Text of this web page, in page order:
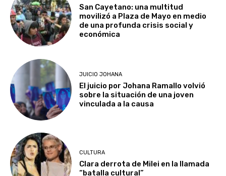
San Cayetano: una multitud
movilizó a Plaza de Mayo en medio
de una profunda crisis social y
económica
JUICIO JOHANA
El juicio por Johana Ramallo volvió
sobre la situación de una joven
vinculada a la causa
CULTURA
Clara derrota de Milei en la llamada
“batalla cultural”